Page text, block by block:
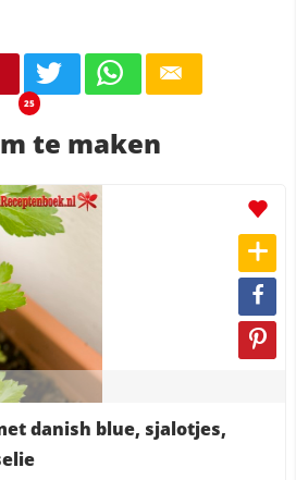
25
te maken
danish blue, sjalotjes,